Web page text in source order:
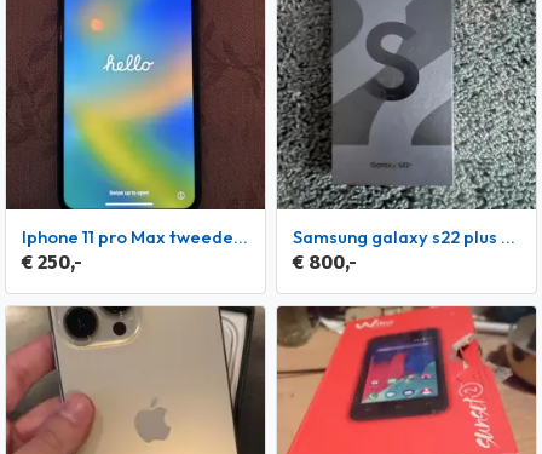
Iphone 11 pro Max tweedehands
€ 250,-
Samsung galaxy s22 plus 5G 8gb 256gb geseald bon, 2 jr garan
€ 800,-